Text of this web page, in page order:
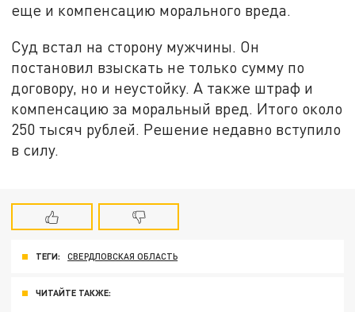
еще и компенсацию морального вреда.
Суд встал на сторону мужчины. Он
постановил взыскать не только сумму по
договору, но и неустойку. А также штраф и
компенсацию за моральный вред. Итого около
250 тысяч рублей. Решение недавно вступило
в силу.
ТЕГИ: СВЕРДЛОВСКАЯ ОБЛАСТЬ
ЧИТАЙТЕ ТАКЖЕ: